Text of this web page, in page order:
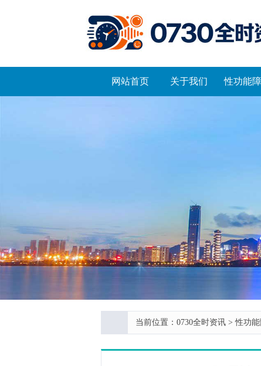
网站首页 关于我们 性功能
当前位置： 0730全时资讯 >性功